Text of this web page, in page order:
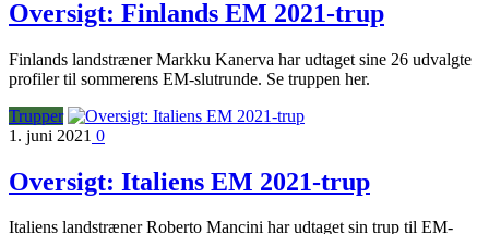
Oversigt: Finlands EM 2021-trup
Finlands landstræner Markku Kanerva har udtaget sine 26 udvalgte
profiler til sommerens EM-slutrunde. Se truppen her.
Trupper
1. juni 2021 0
Oversigt: Italiens EM 2021-trup
Italiens landstræner Roberto Mancini har udtaget sin trup til EM-